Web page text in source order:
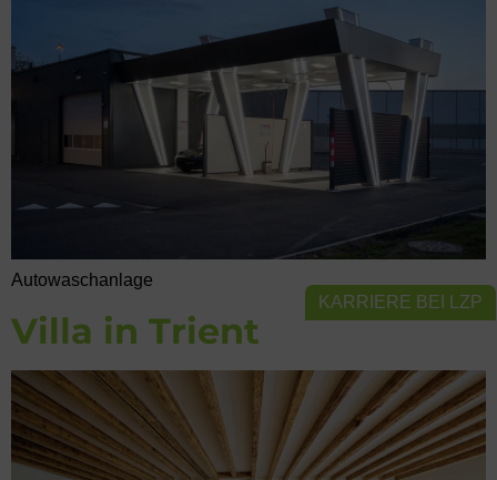
KARRIERE BEI LZP
Autowaschanlage
Villa in Trient